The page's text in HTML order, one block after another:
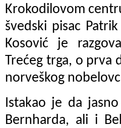
Krokodilovom
švedski pisac
Kosović je
Trećeg trga, o
norveškog
Istakao je da
Bernharda, ali i